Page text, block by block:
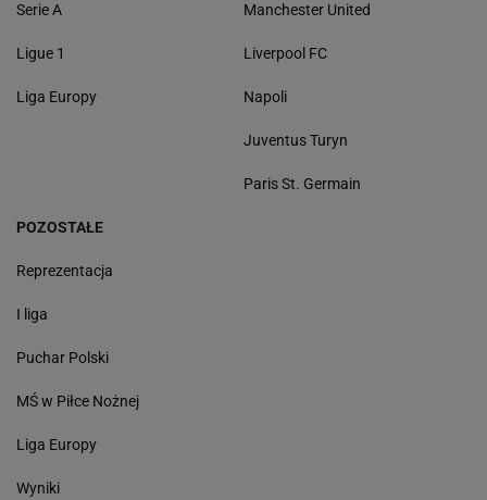
Serie A
Ligue 1
Liga Europy
Manchester United
Liverpool FC
Napoli
Juventus Turyn
Paris St. Germain
POZOSTAŁE
Reprezentacja
I liga
Puchar Polski
MŚ w Piłce Nożnej
Liga Europy
Wyniki